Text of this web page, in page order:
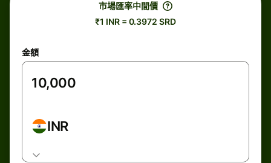
市場匯率中間價
₹1 INR = 0.3972 SRD
金額
INR